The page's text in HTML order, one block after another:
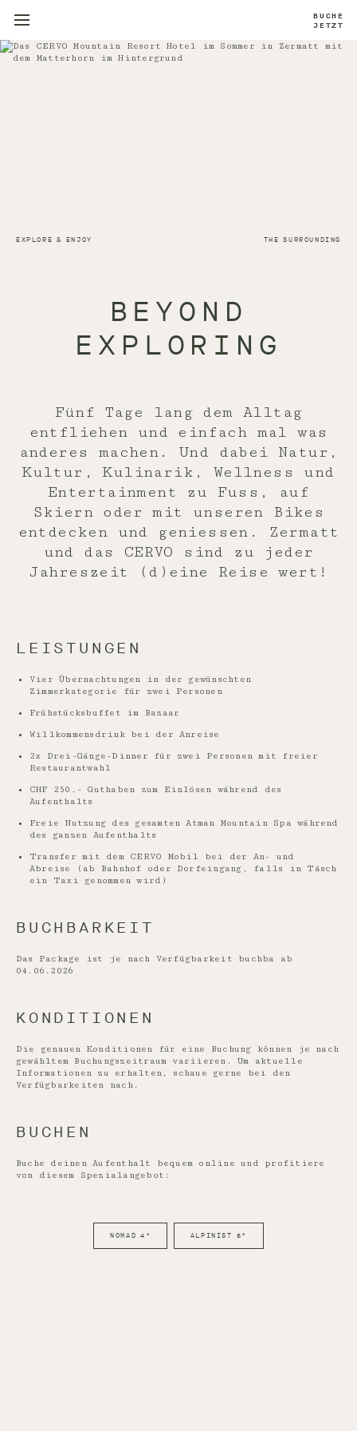
BUCHE
JETZT
EXPLORE & ENJOY THE SURROUNDING
BEYOND
EXPLORING
Fünf Tage lang dem Alltag
entfliehen und einfach mal was
anderes machen. Und dabei Natur,
Kultur, Kulinarik, Wellness und
Entertainment zu Fuss, auf
Skiern oder mit unseren Bikes
entdecken und geniessen. Zermatt
und das CERVO sind zu jeder
Jahreszeit (d)eine Reise wert!
LEISTUNGEN
Vier Übernachtungen in der gewünschten
Zimmerkategorie für zwei Personen
Frühstücksbuffet im Bazaar
Willkommensdrink bei der Anreise
2x Drei-Gänge-Dinner für zwei Personen mit freier
Restaurantwahl
CHF 250.- Guthaben zum Einlösen während des
Aufenthalts
Freie Nutzung des gesamten Atman Mountain Spa während
des ganzen Aufenthalts
Transfer mit dem CERVO Mobil bei der An- und
Abreise (ab Bahnhof oder Dorfeingang, falls in Täsch
ein Taxi genommen wird)
BUCHBARKEIT
Das Package ist je nach Verfügbarkeit buchba ab
04.06.2026
KONDITIONEN
Die genauen Konditionen für eine Buchung können je nach
gewähltem Buchungszeitraum variieren. Um aktuelle
Informationen zu erhalten, schaue gerne bei den
Verfügbarkeiten nach.
BUCHEN
Buche deinen Aufenthalt bequem online und profitiere
von diesem Spezialangebot:
NOMAD 4* ALPINIST 5*